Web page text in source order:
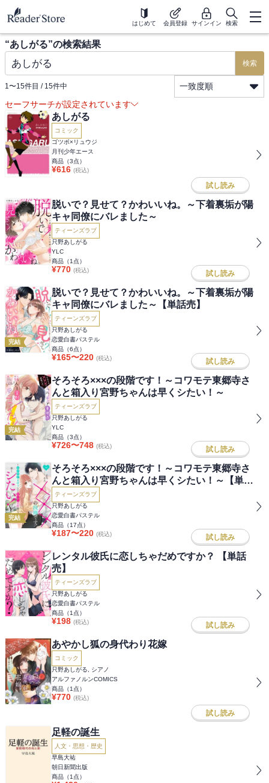
はじめて 会員登録 サインイン 検索
“あしがる”の検索結果
検索
1〜15件目 / 15件中
一致度順
セーフサーチが設定されています
あしがる
コミック
ゴツボ×リュウジ
月刊少年エース
商品（3点）
¥616 (税込)
試し読み
脱いで？見せて？かわいいね。～下着裏垢が陽
キャ同僚にバレました～
ティーンズラブ
只野あしがる
YLC
商品（1 点）
¥770 (税込) 試し読み
完結
脱いで？見せて？かわいいね。～下着裏垢が陽
キャ同僚にバレました～【単話売】
ティーンズラブ
只野あしがる
恋愛白書パステル
商品（6点）
¥165〜220 (税込) 試し読み
完結
そろそろ×××の段階です！～コワモテ東郷寺さ
んと箱入り宮野ちゃんは早くシたい！～
ティーンズラブ
只野あしがる
YLC
商品（3点）
¥726〜748 (税込) 試し読み
完結
そろそろ×××の段階です！～コワモテ東郷寺さ
んと箱入り宮野ちゃんは早くシたい！～【単話
売】
ティーンズラブ
只野あしがる
恋愛白書パステル
商品（17点）
¥187〜220 (税込) 試し読み
レンタル彼氏に恋しちゃだめですか？ 【単話
売】
ティーンズラブ
只野あしがる
恋愛白書パステル
商品（1 点）
¥198 (税込) 試し読み
あやかし狐の身代わり花嫁
コミック
只野あしがる, シアノ
アルファノルンCOMICS
商品（1 点）
¥770 (税込)
試し読み
足軽の誕生
人文・思想・歴史
早島大祐
朝日新聞出版
商品（1 点）